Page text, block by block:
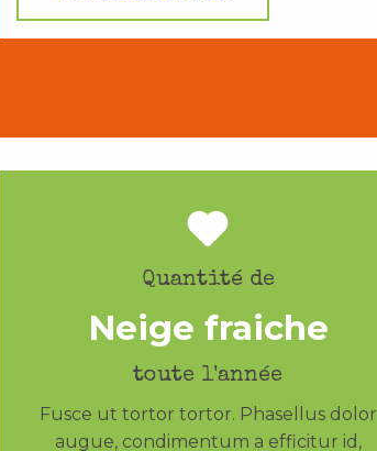
Quantité de
Neige fraiche
toute l'année
Fusce ut tortor tortor. Phasellus dolor
augue, condimentum a efficitur id,